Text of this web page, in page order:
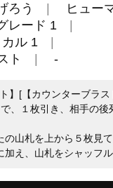
ろう
ヒュー
レード 1
ル 1
ト -
】[【カウンターブラス
、１枚引き、相手の後
の山札を上から５枚見
え、山札をシャッフル